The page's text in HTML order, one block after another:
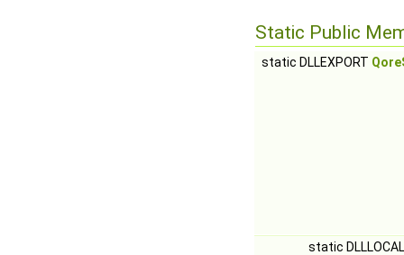
Static Public
static DLLEXPORT
static